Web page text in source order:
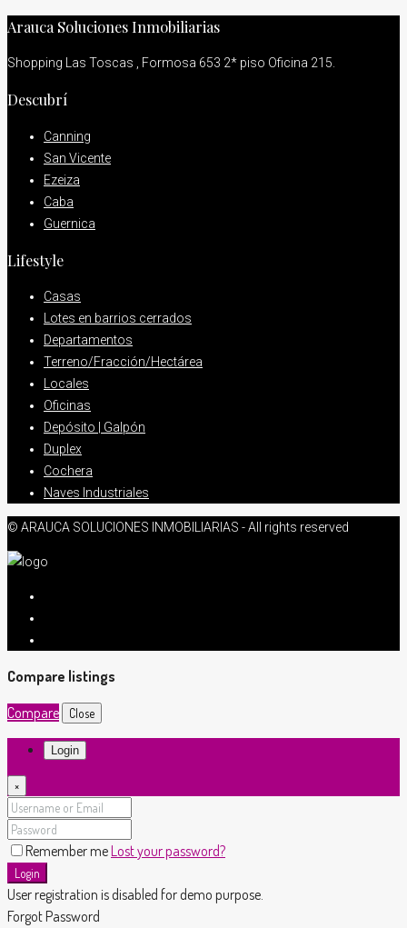
Arauca Soluciones Inmobiliarias
Shopping Las Toscas , Formosa 653 2* piso Oficina 215.
Descubrí
Canning
San Vicente
Ezeiza
Caba
Guernica
Lifestyle
Casas
Lotes en barrios cerrados
Departamentos
Terreno/Fracción/Hectárea
Locales
Oficinas
Depósito | Galpón
Duplex
Cochera
Naves Industriales
© ARAUCA SOLUCIONES INMOBILIARIAS - All rights reserved
Compare listings
Compare
Close
Login
×
Remember meLost your password?
Login
User registration is disabled for demo purpose.
Forgot Password